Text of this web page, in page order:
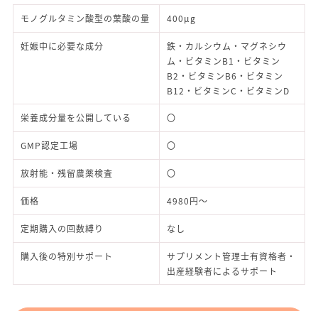
モノグルタミン酸型の葉酸の量 400μg
妊娠中に必要な成分
鉄・カルシウム・マグネシウ
ム・ビタミンB1・ビタミン
B2・ビタミンB6・ビタミン
B12・ビタミンC・ビタミンD
栄養成分量を公開している 〇
GMP認定工場 〇
放射能・残留農薬検査 〇
価格 4980円～
定期購入の回数縛り なし
購入後の特別サポート
サプリメント管理士有資格者・
出産経験者によるサポート